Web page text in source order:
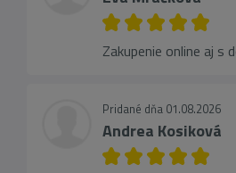
Zakupenie online aj s
Pridané dňa 01.08.2026
Andrea Kosiková